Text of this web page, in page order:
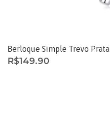
Berloque Simple Trevo Prata
R$149.90